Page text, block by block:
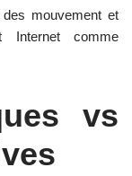
mouvement et
Internet comme
vs